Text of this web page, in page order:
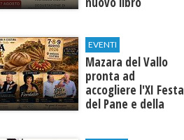
EVENTI
Mazara del Vallo
pronta ad
accogliere l'XI Festa
del Pane e della